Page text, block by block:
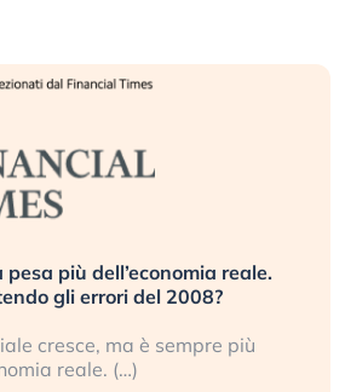
più dell’economia reale.
gli errori del 2008?
cresce, ma è sempre più
reale. (…)